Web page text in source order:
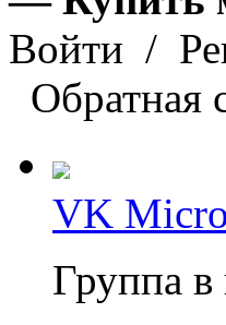
Войти /
Обратная
VK
Группа в